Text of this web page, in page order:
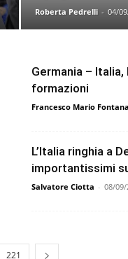
Roberta Pedrelli - 04/
Germania –
formazioni
Francesco Mario Fontana
L’Italia ringhia a
importantissimi
Salvatore Ciotta - 08/09/
221